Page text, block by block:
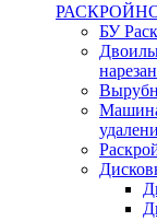
БУ